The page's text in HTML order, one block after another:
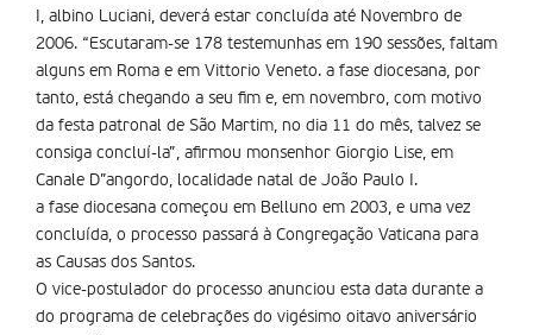
I, albino Luciani, deverá estar concluí­da até Novembro de
2006. “Escutaram-se 178 testemunhas em 190 sessões, faltam
alguns em Roma e em Vittorio Veneto. a fase diocesana, por
tanto, está chegando a seu fim e, em novembro, com motivo
da festa patronal de São Martim, no dia 11 do mês, talvez se
consiga concluí­-la”, afirmou monsenhor Giorgio Lise, em
Canale D”angordo, localidade natal de João Paulo I.
a fase diocesana começou em Belluno em 2003, e uma vez
concluí­da, o processo passará à Congregação Vaticana para
as Causas dos Santos.
O vice-postulador do processo anunciou esta data durante a
do programa de celebrações do vigésimo oitavo aniversário